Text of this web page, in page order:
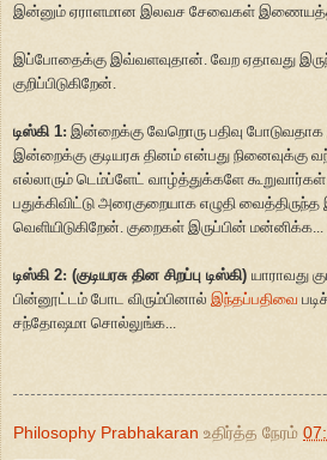
இன்னும் ஏராளமான இலவச சேவைகள்
இப்போதைக்கு இவ்வளவுதான். வேற ஏதாவது
குறிப்பிடுகிறேன்.
டிஸ்கி 1: இன்றைக்கு வேறொரு பதிவு போடுவதாக
இன்றைக்கு குடியரசு தினம் என்பது நினைவுக்கு
எல்லாரும் டெம்ப்ளேட் வாழ்த்துக்களே
பதுக்கிவிட்டு அரைகுறையாக எழுதி
வெளியிடுகிறேன். குறைகள் இருப்பின் மன்னிக்க...
டிஸ்கி 2: (குடியரசு தின சிறப்பு டிஸ்கி) யாராவது
பின்னூட்டம் போட விரும்பினால் இந்தப்பதிவை
சந்தோஷமா சொல்லுங்க...
Philosophy Prabhakaran உதிர்த்த நேரம்